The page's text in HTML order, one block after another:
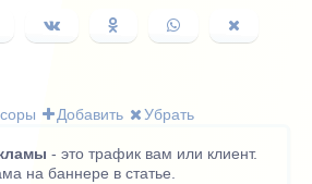
ПоделитьсяПоделиться
ВКонтакте
Поделиться
в
Поделиться
в
в
Добавить Убрать
- это трафик вам или клиент.
на баннере в статье.